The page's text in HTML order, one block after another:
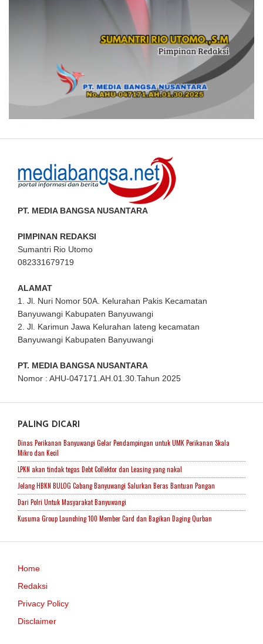
PT. MEDIA BANGSA NUSANTARA
PIMPINAN REDAKSI
Sumantri Rio Utomo
082331679719
ALAMAT
1. Jl. Nuri Nomor 50A. Kelurahan Pakis Kecamatan
Banyuwangi Kabupaten Banyuwangi
2. Jl. Karimun Jawa Kelurahan lateng kecamatan
Banyuwangi Kabupaten Banyuwangi
PT. MEDIA BANGSA NUSANTARA
Nomor : AHU-047171.AH.01.30.Tahun 2025
PALING DICARI
Dinas Perikanan Banyuwangi Gelar Pendampingan untuk UMK Perikanan Skala
Mikro dan Kecil
LPKN akan tindak tegas Debt Collektor dan Leasing yang nakal
Jelang HBKN BULOG Cabang Banyuwangi Salurkan Beras Bantuan Pangan
Dari Polri Untuk Masyarakat Banyuwangi
Kusuma Group Launching 100 Member Card dan Bagikan Daging Qurban
Home
Redaksi
Privacy Policy
Disclaimer